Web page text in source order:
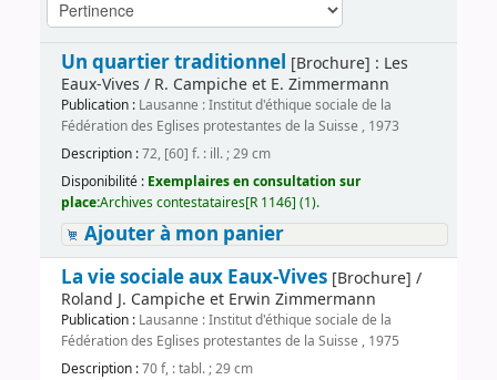
Un quartier traditionnel [Brochure] : Les
Eaux-Vives / R. Campiche et E. Zimmermann
Publication : Lausanne : Institut d'éthique sociale de la
Fédération des Eglises protestantes de la Suisse , 1973
Description :72, [60] f. : ill. ; 29 cm
Disponibilité : Exemplaires en consultation sur
place:Archives contestataires[R 1146] (1).
Ajouter à mon panier
La vie sociale aux Eaux-Vives[Brochure] /
Roland J. Campiche et Erwin Zimmermann
Publication : Lausanne : Institut d'éthique sociale de la
Fédération des Eglises protestantes de la Suisse , 1975
Description :70 f, : tabl. ; 29 cm